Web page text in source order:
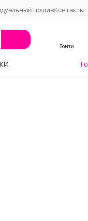
пошивКонтакты
Войти